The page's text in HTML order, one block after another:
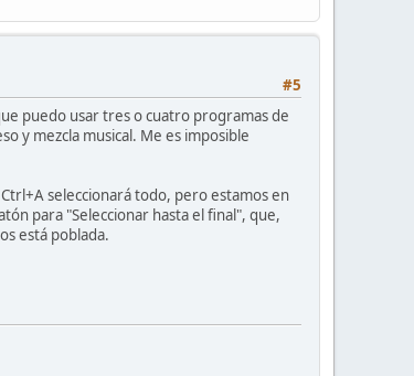
#5
puedo usar tres o cuatro programas de
y mezcla musical. Me es imposible
seleccionará todo, pero estamos en
para "Seleccionar hasta el final", que,
está poblada.